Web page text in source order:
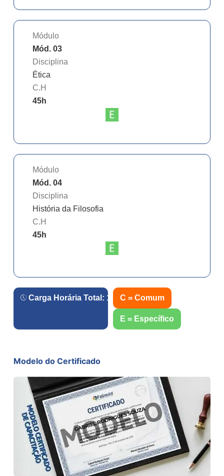
Módulo
Mód. 03
Disciplina
Ética
C.H
45h
Módulo
Mód. 04
Disciplina
História da Filosofia
C.H
45h
Carga Horária Total: 180 h.
C = Comum
E = Específico
Modelo do Certificado